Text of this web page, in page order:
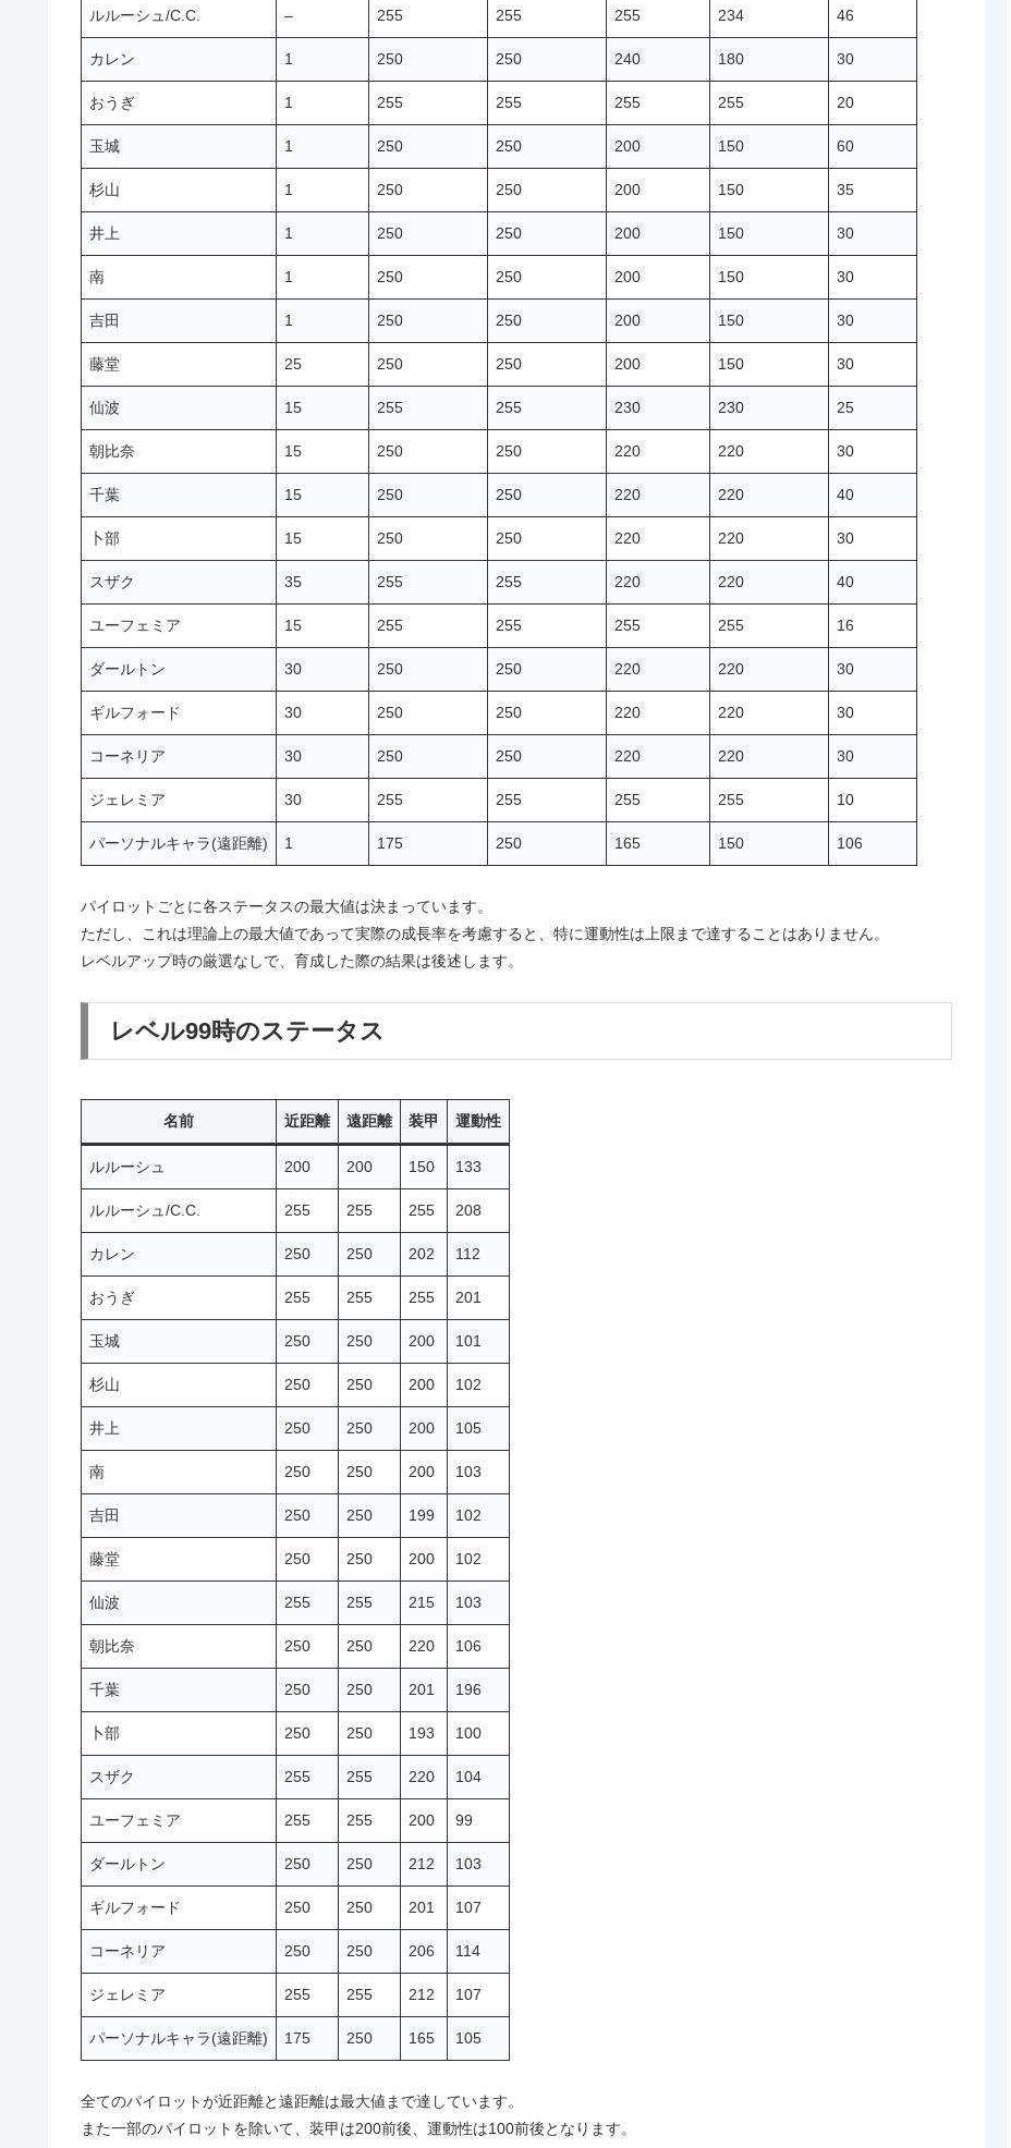
ルルーシュ/C.C. – 255 255 255 234 46
カレン 1 250 250 240 180 30
おうぎ 1 255 255 255 255 20
玉城 1 250 250 200 150 60
杉山 1 250 250 200 150 35
井上 1 250 250 200 150 30
南 1 250 250 200 150 30
吉田 1 250 250 200 150 30
藤堂 25 250 250 200 150 30
仙波 15 255 255 230 230 25
朝比奈 15 250 250 220 220 30
千葉 15 250 250 220 220 40
卜部 15 250 250 220 220 30
スザク 35 255 255 220 220 40
ユーフェミア 15 255 255 255 255 16
ダールトン 30 250 250 220 220 30
ギルフォード 30 250 250 220 220 30
コーネリア 30 250 250 220 220 30
ジェレミア 30 255 255 255 255 10
パーソナルキャラ(遠距離) 1 175 250 165 150 106
パイロットごとに各ステータスの最大値は決まっています。
ただし、これは理論上の最大値であって実際の成長率を考慮すると、特に運動性は上限まで達することはありません。
レベルアップ時の厳選なしで、育成した際の結果は後述します。
レベル99時のステータス
名前 近距離 遠距離 装甲 運動性
ルルーシュ 200 200 150 133
ルルーシュ/C.C. 255 255 255 208
カレン 250 250 202 112
おうぎ 255 255 255 201
玉城 250 250 200 101
杉山 250 250 200 102
井上 250 250 200 105
南 250 250 200 103
吉田 250 250 199 102
藤堂 250 250 200 102
仙波 255 255 215 103
朝比奈 250 250 220 106
千葉 250 250 201 196
卜部 250 250 193 100
スザク 255 255 220 104
ユーフェミア 255 255 200 99
ダールトン 250 250 212 103
ギルフォード 250 250 201 107
コーネリア 250 250 206 114
ジェレミア 255 255 212 107
パーソナルキャラ(遠距離) 175 250 165 105
全てのパイロットが近距離と遠距離は最大値まで達しています。
また一部のパイロットを除いて、装甲は200前後、運動性は100前後となります。